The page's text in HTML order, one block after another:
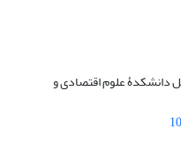
دانشکدۀ علوم اقتصادی و